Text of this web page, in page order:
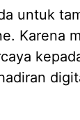
untuk
Karena